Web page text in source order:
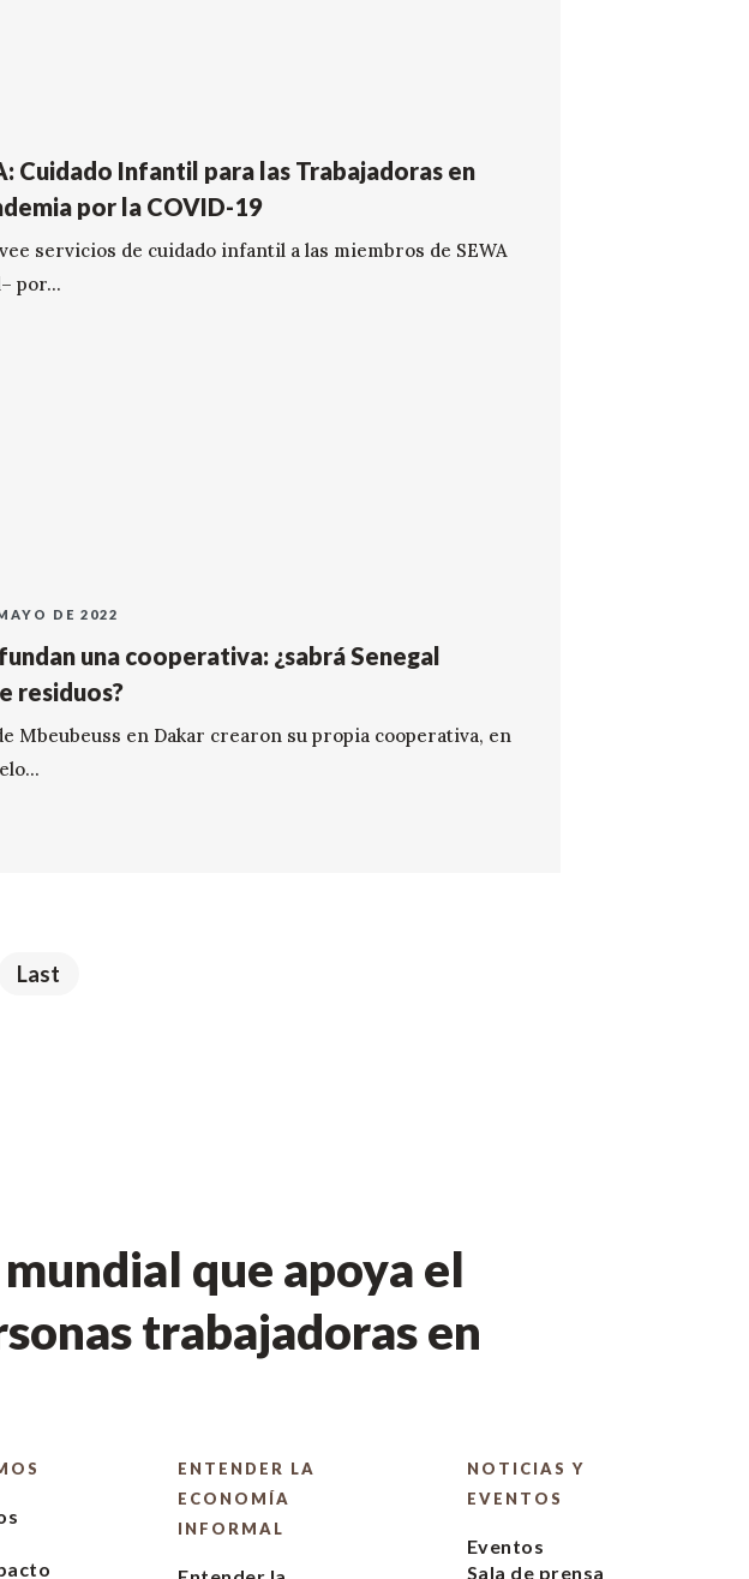
Cuidado Infantil para las Trabajadoras en
por la COVID-19
servicios de cuidado infantil a las miembros de SEWA
por...
DE 2022
una cooperativa: ¿sabrá Senegal
residuos?
Mbeubeuss en Dakar crearon su propia cooperativa, en
Last
que apoya el
trabajadoras en
ENTENDER LA
ECONOMÍA
INFORMAL
NOTICIAS Y
EVENTOS
Eventos
Sala de prensa